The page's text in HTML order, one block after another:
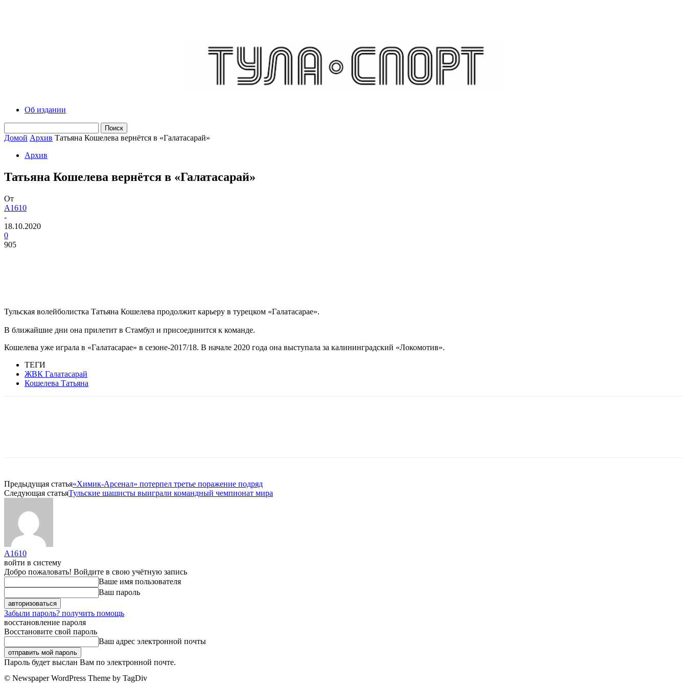
Об издании
Домой Архив Татьяна Кошелева вернётся в «Галатасарай»
Архив
Татьяна Кошелева вернётся в «Галатасарай»
От
A1610
-
18.10.2020
0
905
Тульская волейболистка Татьяна Кошелева продолжит карьеру в турецком «Галатасарае».
В ближайшие дни она прилетит в Стамбул и присоединится к команде.
Кошелева уже играла в «Галатасарае» в сезоне-2017/18. В начале 2020 года она выступала за калининградский «Локомотив».
ТЕГИ
ЖВК Галатасарай
Кошелева Татьяна
Предыдущая статья«Химик-Арсенал» потерпел третье поражение подряд
Следующая статьяТульские шашисты выиграли командный чемпионат мира
A1610
войти в систему
Добро пожаловать! Войдите в свою учётную запись
Ваше имя пользователя
Ваш пароль
Забыли пароль? получить помощь
восстановление пароля
Восстановите свой пароль
Ваш адрес электронной почты
Пароль будет выслан Вам по электронной почте.
© Newspaper WordPress Theme by TagDiv